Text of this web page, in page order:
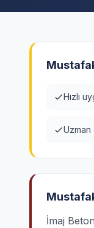
Hızlı
Uzman
İmaj